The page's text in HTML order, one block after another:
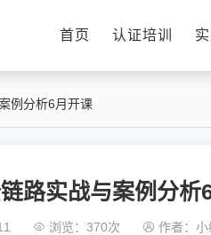
首页 认证培训
例分析6月开课
路实战与案例分析
浏览：370次 作者：小